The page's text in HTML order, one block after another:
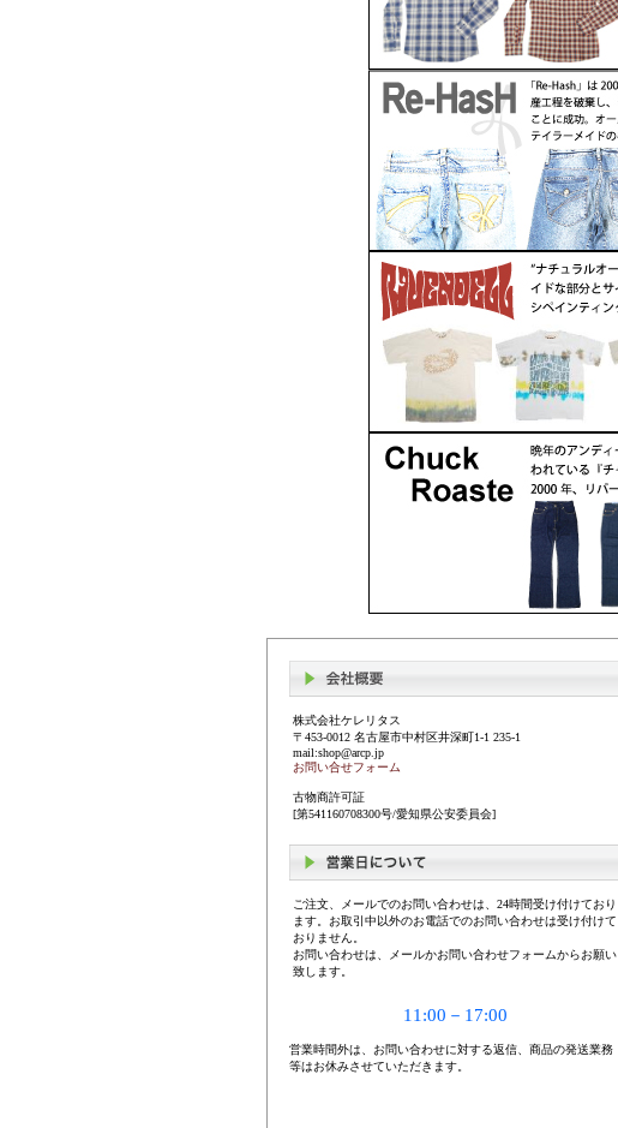
株式会社ケレリタス
〒453-0012 名古屋市中村区井深町1-1 235-1
mail:shop@arcp.jp
お問い合せフォーム
古物商許可証
[第541160708300号/愛知県公安委員会]
ご注文、メールでのお問い合わせは、24時間受け付けており
ます。お取引中以外のお電話でのお問い合わせは受け付けて
おりません。
お問い合わせは、メールかお問い合わせフォームからお願い
致します。
11:00－17:00
営業時間外は、お問い合わせに対する返信、商品の発送業務
等はお休みさせていただきます。